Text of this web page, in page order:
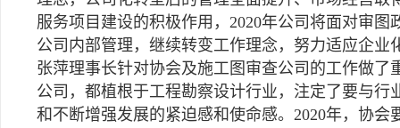
服务项目建设的积极作用，2020年公司将面对审
公司内部管理，继续转变工作理念，努力适应企
张萍理事长针对协会及施工图审查公司的工作做
公司，都植根于工程勘察设计行业，注定了要与
和不断增强发展的紧迫感和使命感。2020年，协